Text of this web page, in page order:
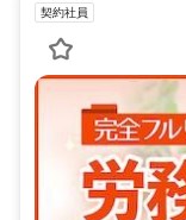
契約社員